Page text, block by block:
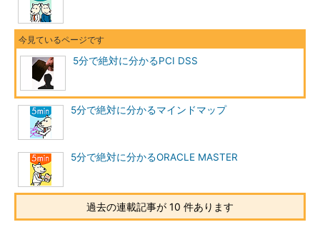
5分で絶対に分かるPCI DSS
5分で絶対に分かるマインドマップ
5分で絶対に分かるORACLE MASTER
過去の連載記事が 10 件あります